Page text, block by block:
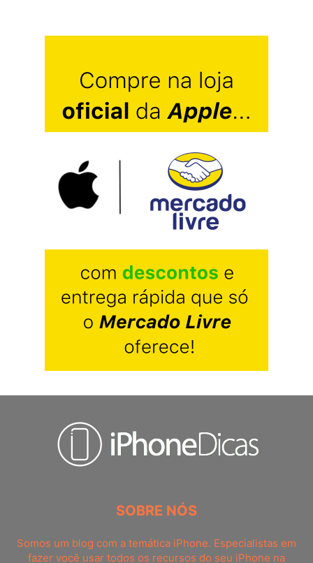
SOBRE NÓS
Somos um blog com a temática iPhone. Especialistas em
fazer você usar todos os recursos do seu iPhone na